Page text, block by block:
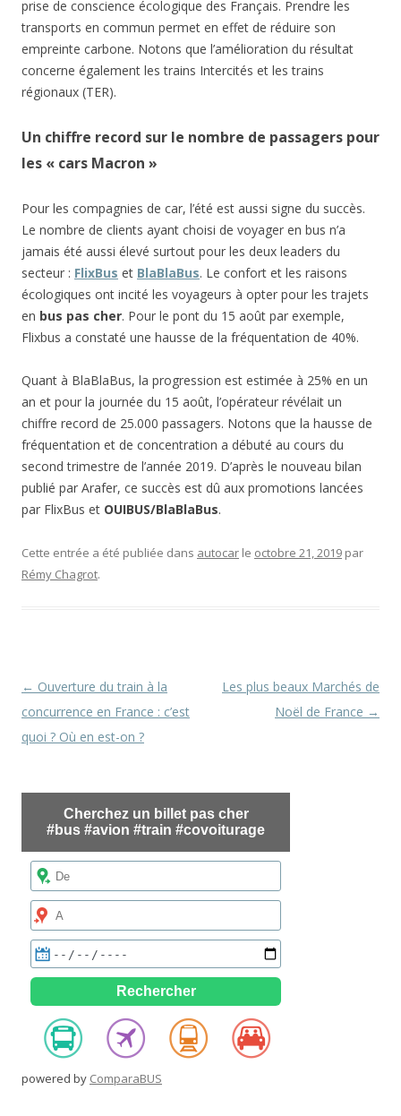
prise de conscience écologique des Français. Prendre les
transports en commun permet en effet de réduire son
empreinte carbone. Notons que l’amélioration du résultat
concerne également les trains Intercités et les trains
régionaux (TER).
Un chiffre record sur le nombre de passagers pour
les « cars Macron »
Pour les compagnies de car, l’été est aussi signe du succès.
Le nombre de clients ayant choisi de voyager en bus n’a
jamais été aussi élevé surtout pour les deux leaders du
secteur : FlixBus et BlaBlaBus. Le confort et les raisons
écologiques ont incité les voyageurs à opter pour les trajets
en bus pas cher. Pour le pont du 15 août par exemple,
Flixbus a constaté une hausse de la fréquentation de 40%.
Quant à BlaBlaBus, la progression est estimée à 25% en un
an et pour la journée du 15 août, l’opérateur révélait un
chiffre record de 25.000 passagers. Notons que la hausse de
fréquentation et de concentration a débuté au cours du
second trimestre de l’année 2019. D’après le nouveau bilan
publié par Arafer, ce succès est dû aux promotions lancées
par FlixBus et OUIBUS/BlaBlaBus.
Cette entrée a été publiée dans autocar le octobre 21, 2019 par
Rémy Chagrot.
Navigation
des
articles
← Ouverture du train à la
concurrence en France : c’est
quoi ? Où en est-on ?
Les plus beaux Marchés de
Noël de France →
powered by ComparaBUS